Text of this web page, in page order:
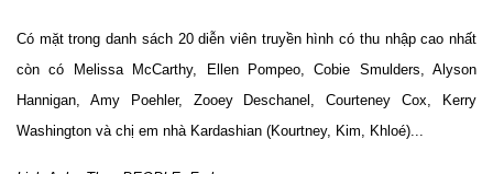
Có mặt trong danh sách 20 diễn viên truyền hình có thu nhập cao nhất
còn có Melissa McCarthy, Ellen Pompeo, Cobie Smulders, Alyson
Hannigan, Amy Poehler, Zooey Deschanel, Courteney Cox, Kerry
Washington và chị em nhà Kardashian (Kourtney, Kim, Khloé)...